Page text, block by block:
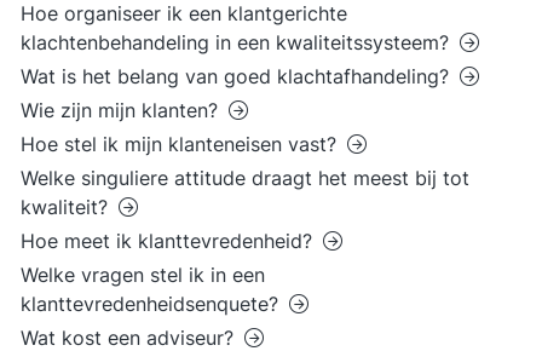
Hoe organiseer ik een klantgerichte
klachtenbehandeling in een kwaliteitssysteem?
Wat is het belang van goed klachtafhandeling?
Wie zijn mijn klanten?
Hoe stel ik mijn klanteneisen vast?
Welke singuliere attitude draagt het meest bij tot
kwaliteit?
Hoe meet ik klanttevredenheid?
Welke vragen stel ik in een
klanttevredenheidsenquete?
Wat kost een adviseur?